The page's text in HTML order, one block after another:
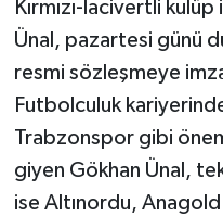
Kırmızı-lacivertli
Ünal, pazartesi günü
resmi sözleşmeye
Futbolculuk
Trabzonspor gibi
giyen Gökhan Ünal,
ise Altınordu,
Politika
Resmi İlan
Röportaj
Sağlık